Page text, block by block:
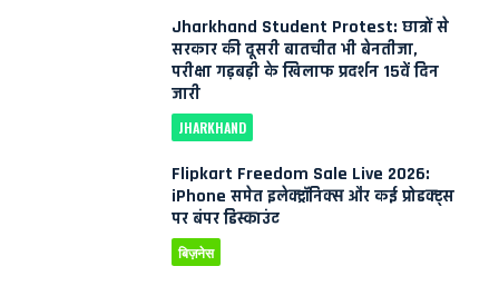
Jharkhand Student Protest: छात्रों से
सरकार की दूसरी बातचीत भी बेनतीजा,
परीक्षा गड़बड़ी के खिलाफ प्रदर्शन 15वें दिन
जारी
JHARKHAND
Flipkart Freedom Sale Live 2026:
iPhone समेत इलेक्ट्रॉनिक्स और कई प्रोडक्ट्स
पर बंपर डिस्काउंट
बिज़नेस